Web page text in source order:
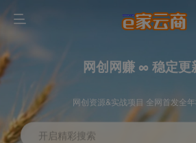
网创网赚 ∞ 稳定更
网创资源&实战项目 全网首发全
开启精彩搜索